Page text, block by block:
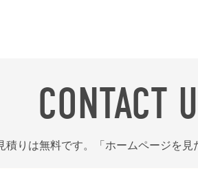
CONTACT
積りは無料です。「ホームページを見